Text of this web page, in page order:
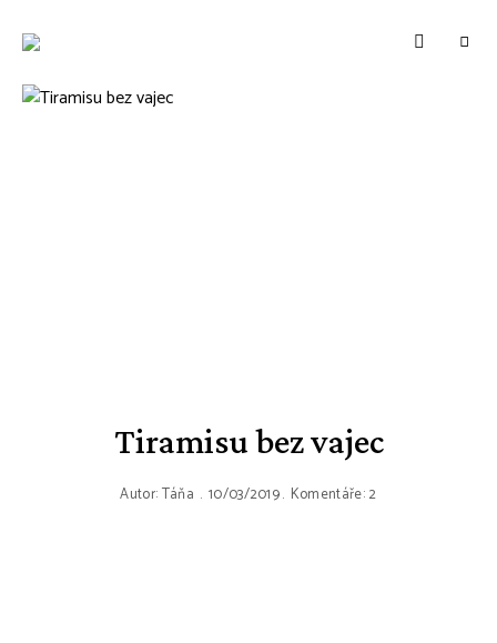
WWW.VUNE-
VANILKY.CZ
Food
o
zdravém,
Tiramisu bez vajec
Autor:Táňa 10/03/2019 Komentáře: 2